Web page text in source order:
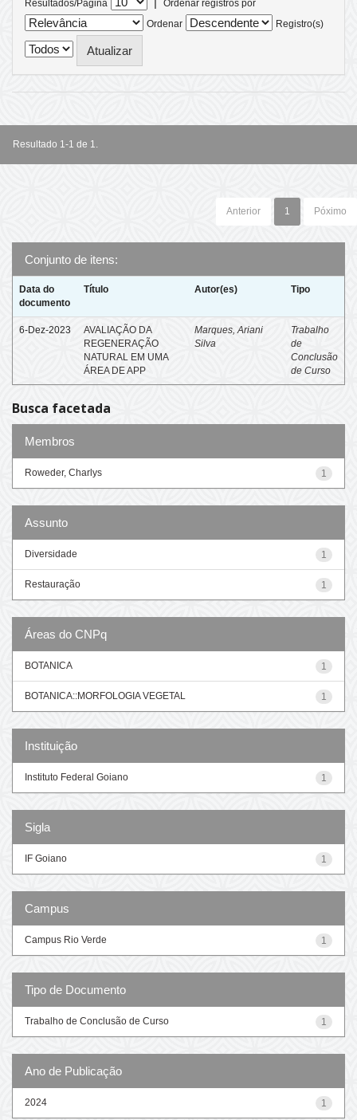
Resultados/Página
Ordenar registros por
Ordenar
Registro(s)
Resultado 1-1 de 1.
Anterior 1 Póximo
Conjunto de itens:
Data do
documento
Título Autor(es) Tipo
6-Dez-2023
AVALIAÇÃO DA
REGENERAÇÃO
NATURAL EM UMA
ÁREA DE APP
Marques, Ariani
Silva
Trabalho
de
Conclusão
de Curso
Busca facetada
Membros
1
Roweder, Charlys
Assunto
1
Diversidade
1
Restauração
Áreas do CNPq
1
BOTANICA
1
BOTANICA::MORFOLOGIA VEGETAL
Instituição
1
Instituto Federal Goiano
Sigla
1
IF Goiano
Campus
1
Campus Rio Verde
Tipo de Documento
1
Trabalho de Conclusão de Curso
Ano de Publicação
1
2024